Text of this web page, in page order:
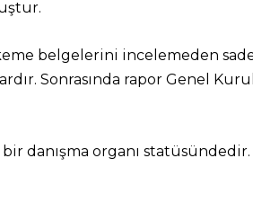
belgelerini incelemeden
Sonrasında rapor Genel
danışma organı